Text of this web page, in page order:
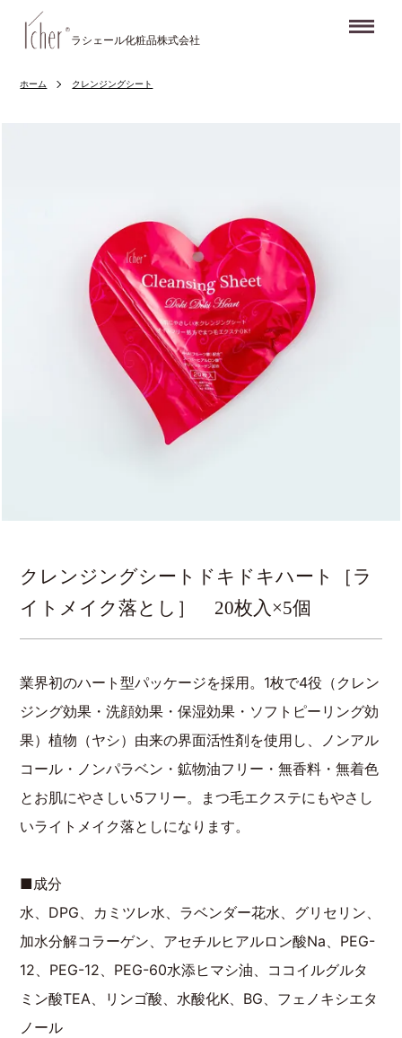
ラシェール化粧品株式会社
ホーム クレンジングシート
クレンジングシートドキドキハート［ラ
イトメイク落とし］ 20枚入×5個
業界初のハート型パッケージを採用。1枚で4役（クレン
ジング効果・洗顔効果・保湿効果・ソフトピーリング効
果）植物（ヤシ）由来の界面活性剤を使用し、ノンアル
コール・ノンパラベン・鉱物油フリー・無香料・無着色
とお肌にやさしい5フリー。まつ毛エクステにもやさし
いライトメイク落としになります。
■成分
水、DPG、カミツレ水、ラベンダー花水、グリセリン、
加水分解コラーゲン、アセチルヒアルロン酸Na、PEG-
12、PEG-12、PEG-60水添ヒマシ油、ココイルグルタ
ミン酸TEA、リンゴ酸、水酸化K、BG、フェノキシエタ
ノール